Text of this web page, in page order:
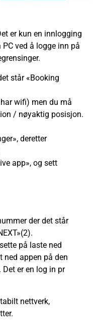
er kun en innlogging
ved å logge inn på
står «Booking
wifi) men du må
/ nøyaktig posisjon.
deretter
app», og sett
der det står
på laste ned
ned appen på den
er en log in pr
nettverk,